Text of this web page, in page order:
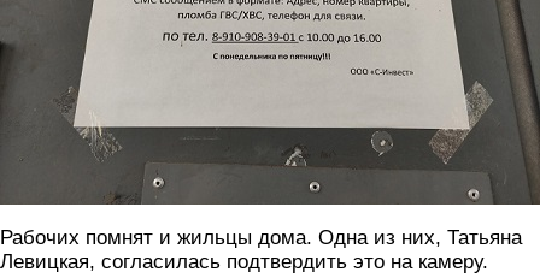
Рабочих помнят и жильцы дома. Одна из них, Татьяна
Левицкая, согласилась подтвердить это на камеру.